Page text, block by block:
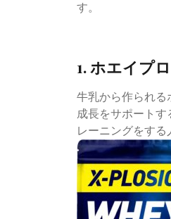
す。
1. ホエイプ
牛乳から作られる
成長をサポート
レーニングをする